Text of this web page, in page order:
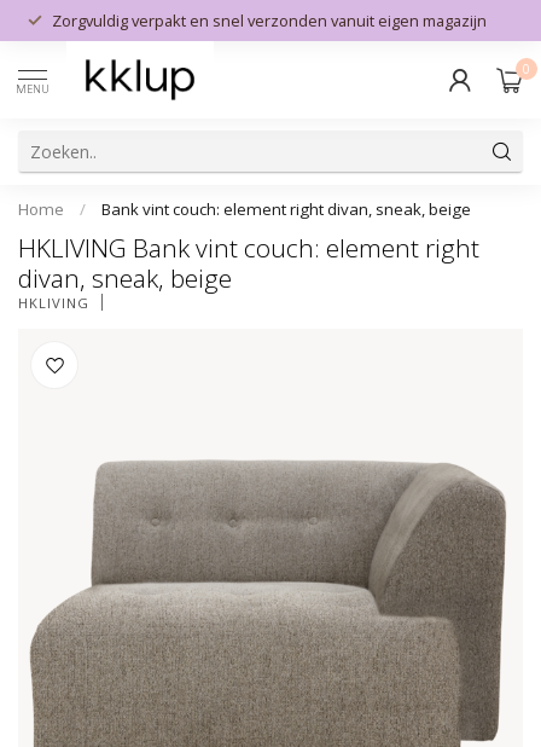
Zorgvuldig verpakt en snel verzonden vanuit eigen magazijn
MENU
0
Home / Bank vint couch: element right divan, sneak, beige
HKLIVING Bank vint couch: element right
divan, sneak, beige
HKLIVING